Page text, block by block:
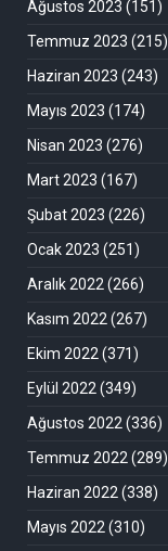
Ağustos 2023 (151)
Temmuz 2023 (215)
Haziran 2023 (243)
Mayıs 2023 (174)
Nisan 2023 (276)
Mart 2023 (167)
Şubat 2023 (226)
Ocak 2023 (251)
Aralık 2022 (266)
Kasım 2022 (267)
Ekim 2022 (371)
Eylül 2022 (349)
Ağustos 2022 (336)
Temmuz 2022 (289)
Haziran 2022 (338)
Mayıs 2022 (310)